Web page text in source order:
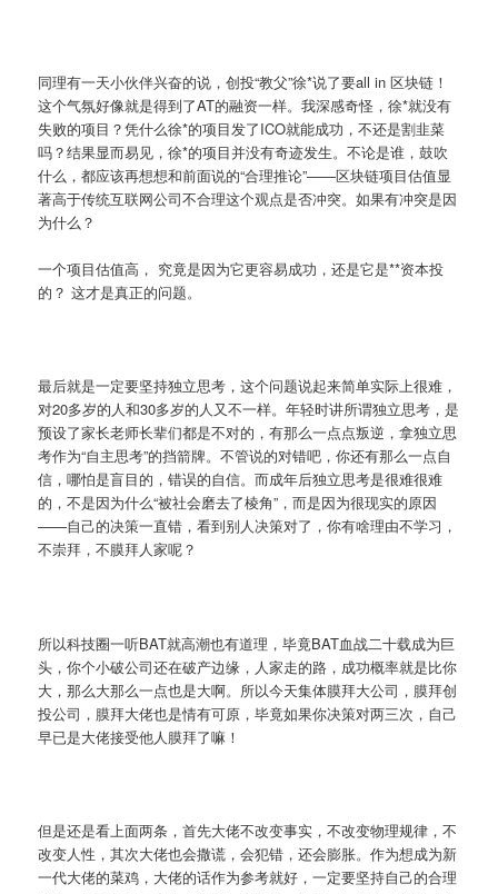
同理有一天小伙伴兴奋的说，创投“教父”徐*说了要all in 区块链！
这个气氛好像就是得到了AT的融资一样。我深感奇怪，徐*就没有
失败的项目？凭什么徐*的项目发了ICO就能成功，不还是割韭菜
吗？结果显而易见，徐*的项目并没有奇迹发生。不论是谁，鼓吹
什么，都应该再想想和前面说的“合理推论”——区块链项目估值显
著高于传统互联网公司不合理这个观点是否冲突。如果有冲突是因
为什么？
一个项目估值高， 究竟是因为它更容易成功，还是它是**资本投
的？ 这才是真正的问题。
最后就是一定要坚持独立思考，这个问题说起来简单实际上很难，
对20多岁的人和30多岁的人又不一样。年轻时讲所谓独立思考，是
预设了家长老师长辈们都是不对的，有那么一点点叛逆，拿独立思
考作为“自主思考”的挡箭牌。不管说的对错吧，你还有那么一点自
信，哪怕是盲目的，错误的自信。而成年后独立思考是很难很难
的，不是因为什么“被社会磨去了棱角”，而是因为很现实的原因
——自己的决策一直错，看到别人决策对了，你有啥理由不学习，
不崇拜，不膜拜人家呢？
所以科技圈一听BAT就高潮也有道理，毕竟BAT血战二十载成为巨
头，你个小破公司还在破产边缘，人家走的路，成功概率就是比你
大，那么大那么一点也是大啊。所以今天集体膜拜大公司，膜拜创
投公司，膜拜大佬也是情有可原，毕竟如果你决策对两三次，自己
早已是大佬接受他人膜拜了嘛！
但是还是看上面两条，首先大佬不改变事实，不改变物理规律，不
改变人性，其次大佬也会撒谎，会犯错，还会膨胀。作为想成为新
一代大佬的菜鸡，大佬的话作为参考就好，一定要坚持自己的合理